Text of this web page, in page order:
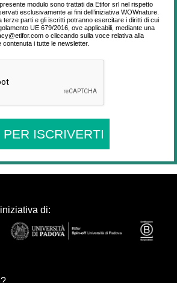
modulo sono trattati da Etifor srl nel rispetto
esclusivamente ai fini dell’iniziativa WOWnature.
terze parti e gli iscritti potranno esercitare i diritti di cui
UE 679/2016, ove applicabili, mediante una
o cliccando sulla voce relativa alla
i tutte le newsletter.
ISCRIVERTI
di: